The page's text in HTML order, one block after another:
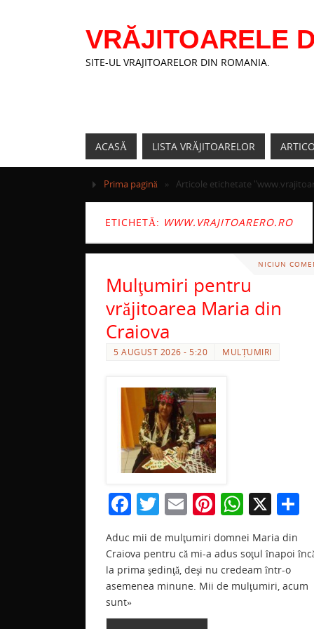
VRĂJITOARELE
SITE-UL VRAJITOARELOR DIN ROMANIA.
ACASĂ LISTA VRĂJITOARELOR
Prima pagină » Articole etichetate
ETICHETĂ: WWW.VRAJITOARERO.RO
NICIUN
Mulţumiri pentru
vrăjitoarea Maria din
Craiova
5 AUGUST 2026 - 5:20 MULȚUMIRI
F
a
c
e
b
o
T
itt
er
E
m
ai
l
Pi
nt
er
e
st
W
h
at
s
A
X
a
Aduc mii de mulţumiri domnei Maria din
Craiova pentru că mi-a adus soţul înapoi
la prima şedinţă, deşi nu credeam într-o
asemenea minune. Mii de mulţumiri, acum
sunt»